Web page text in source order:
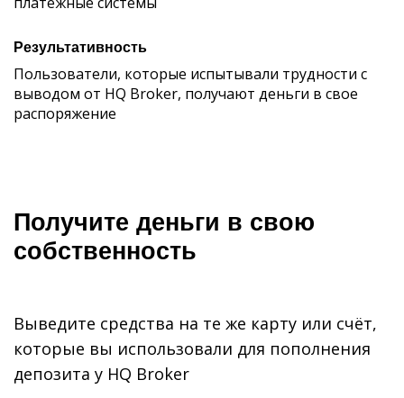
Результативность
Пользователи, которые испытывали трудности с
выводом от HQ Broker, получают деньги в свое
распоряжение
Получите деньги в свою
собственность
Выведите средства на те же карту или счёт,
которые вы использовали для пополнения
депозита у HQ Broker